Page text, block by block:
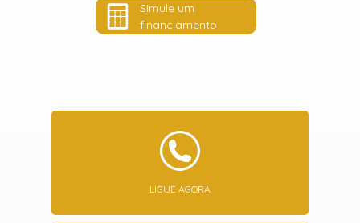
Simule um
financiamento
LIGUE AGORA